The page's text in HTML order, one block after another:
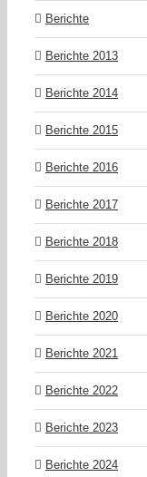
Berichte
Berichte 2013
Berichte 2014
Berichte 2015
Berichte 2016
Berichte 2017
Berichte 2018
Berichte 2019
Berichte 2020
Berichte 2021
Berichte 2022
Berichte 2023
Berichte 2024